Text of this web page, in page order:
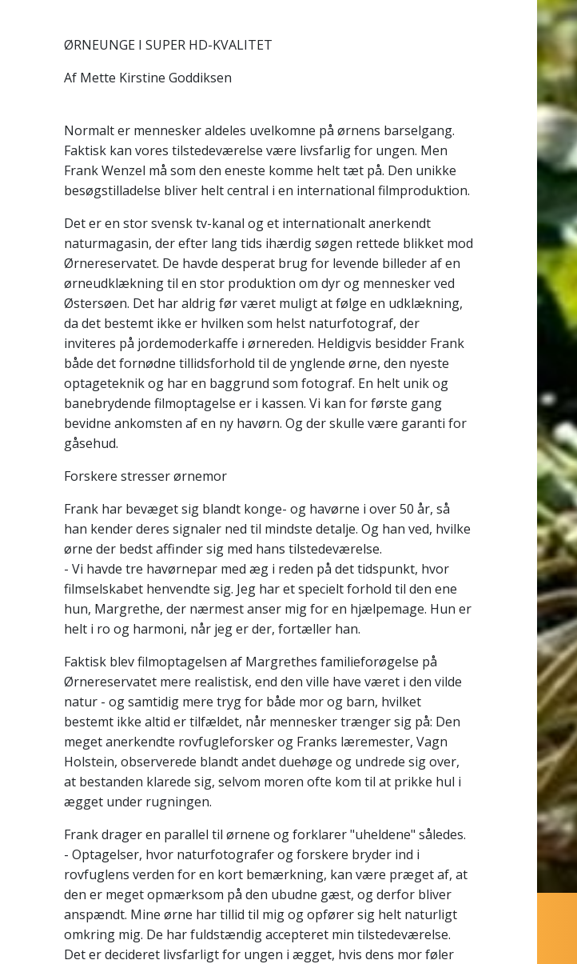
ØRNEUNGE I SUPER HD-KVALITET
Af Mette Kirstine Goddiksen
Normalt er mennesker aldeles uvelkomne på ørnens barselgang.
Faktisk kan vores tilstedeværelse være livsfarlig for ungen. Men
Frank Wenzel må som den eneste komme helt tæt på. Den unikke
besøgstilladelse bliver helt central i en international filmproduktion.
Det er en stor svensk tv-kanal og et internationalt anerkendt
naturmagasin, der efter lang tids ihærdig søgen rettede blikket mod
Ørnereservatet. De havde desperat brug for levende billeder af en
ørneudklækning til en stor produktion om dyr og mennesker ved
Østersøen. Det har aldrig før været muligt at følge en udklækning,
da det bestemt ikke er hvilken som helst naturfotograf, der
inviteres på jordemoderkaffe i ørnereden. Heldigvis besidder Frank
både det fornødne tillidsforhold til de ynglende ørne, den nyeste
optageteknik og har en baggrund som fotograf. En helt unik og
banebrydende filmoptagelse er i kassen. Vi kan for første gang
bevidne ankomsten af en ny havørn. Og der skulle være garanti for
gåsehud.
Forskere stresser ørnemor
Frank har bevæget sig blandt konge- og havørne i over 50 år, så
han kender deres signaler ned til mindste detalje. Og han ved, hvilke
ørne der bedst affinder sig med hans tilstedeværelse.
- Vi havde tre havørnepar med æg i reden på det tidspunkt, hvor
filmselskabet henvendte sig. Jeg har et specielt forhold til den ene
hun, Margrethe, der nærmest anser mig for en hjælpemage. Hun er
helt i ro og harmoni, når jeg er der, fortæller han.
Faktisk blev filmoptagelsen af Margrethes familieforøgelse på
Ørnereservatet mere realistisk, end den ville have været i den vilde
natur - og samtidig mere tryg for både mor og barn, hvilket
bestemt ikke altid er tilfældet, når mennesker trænger sig på: Den
meget anerkendte rovfugleforsker og Franks læremester, Vagn
Holstein, observerede blandt andet duehøge og undrede sig over,
at bestanden klarede sig, selvom moren ofte kom til at prikke hul i
ægget under rugningen.
Frank drager en parallel til ørnene og forklarer "uheldene" således.
- Optagelser, hvor naturfotografer og forskere bryder ind i
rovfuglens verden for en kort bemærkning, kan være præget af, at
den er meget opmærksom på den ubudne gæst, og derfor bliver
anspændt. Mine ørne har tillid til mig og opfører sig helt naturligt
omkring mig. De har fuldstændig accepteret min tilstedeværelse.
Det er decideret livsfarligt for ungen i ægget, hvis dens mor føler